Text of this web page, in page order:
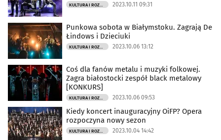
KULTURA I ROZRYWKA 2023.10.11 09:31
Punkowa sobota w Białymstoku. Zagrają De
Łindows i Dzieciuki
KULTURA I ROZRYWKA 2023.10.06 13:12
Coś dla fanów metalu i muzyki folkowej.
Zagra białostocki zespół black metalowy
[KONKURS]
KULTURA I ROZRYWKA 2023.10.06 09:53
Kiedy koncert inauguracyjny OiFP? Opera
rozpoczyna nowy sezon
KULTURA I ROZRYWKA 2023.10.04 14:42